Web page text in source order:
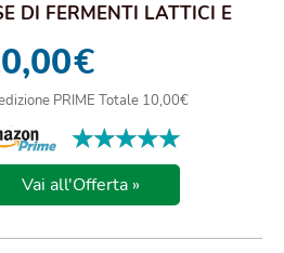
DI FERMENTI LATTICI E
€
PRIME Totale 10,00€
★★★★★
★★★★★
Vai all'Offerta »